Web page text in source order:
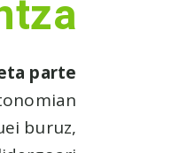
parte
buruz,